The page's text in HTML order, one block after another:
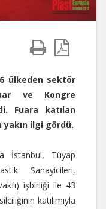
ülkeden sektör
ve Kongre
Fuara katılan
ilgi gördü.
İstanbul, Tüyap
Sanayicileri,
işbirliği ile 43
katılımıyla